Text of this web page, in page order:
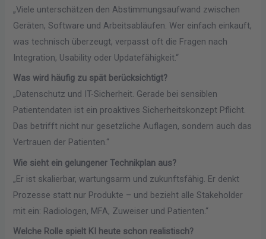
„Viele unterschätzen den Abstimmungsaufwand zwischen
Geräten, Software und Arbeitsabläufen. Wer einfach einkauft,
was technisch überzeugt, verpasst oft die Fragen nach
Integration, Usability oder Updatefähigkeit.“
Was wird häufig zu spät berücksichtigt?
„Datenschutz und IT-Sicherheit. Gerade bei sensiblen
Patientendaten ist ein proaktives Sicherheitskonzept Pflicht.
Das betrifft nicht nur gesetzliche Auflagen, sondern auch das
Vertrauen der Patienten.“
Wie sieht ein gelungener Technikplan aus?
„Er ist skalierbar, wartungsarm und zukunftsfähig. Er denkt
Prozesse statt nur Produkte – und bezieht alle Stakeholder
mit ein: Radiologen, MFA, Zuweiser und Patienten.“
Welche Rolle spielt KI heute schon realistisch?